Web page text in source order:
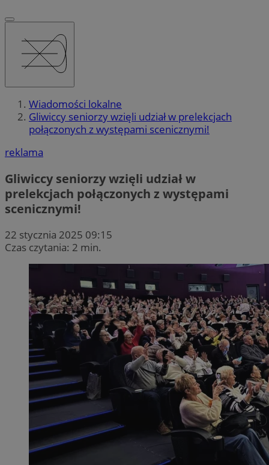
Wiadomości lokalne
Gliwiccy seniorzy wzięli udział w prelekcjach
połączonych z występami scenicznymi!
reklama
Gliwiccy seniorzy wzięli udział w
prelekcjach połączonych z występami
scenicznymi!
22 stycznia 2025 09:15
Czas czytania: 2 min.